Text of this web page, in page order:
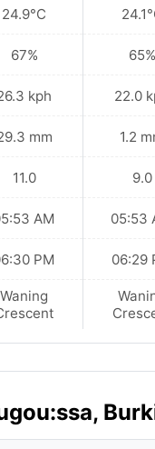
24.9°C
67%
kph
mm
11.0
AM
PM
Waning
65%
22.0
1.2
9.0
05:53
06:29